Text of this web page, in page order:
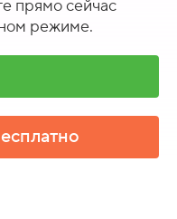
прямо сейчас
режиме.